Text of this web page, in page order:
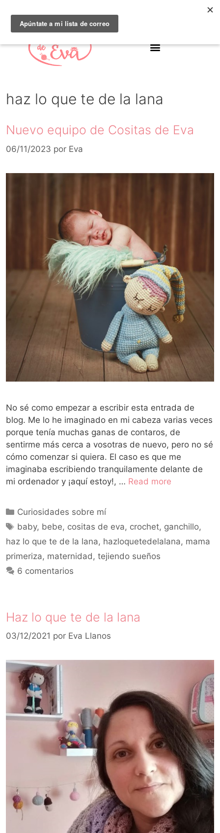
haz lo que te de la lana
Nuevo equipo de Cositas de Eva
06/11/2023 por Eva
No sé como empezar a escribir esta entrada de
blog. Me lo he imaginado en mi cabeza varias veces
porque tenía muchas ganas de contaros, de
sentirme más cerca a vosotras de nuevo, pero no sé
cómo comenzar si quiera. El caso es que me
imaginaba escribiendo tranquilamente delante de
mi ordenador y ¡aquí estoy!, … Read more
Curiosidades sobre mí
baby, bebe, cositas de eva, crochet, ganchillo,
haz lo que te de la lana, hazloquetedelalana, mama
primeriza, maternidad , tejiendo sueños
6 comentarios
Haz lo que te de la lana
03/12/2021 por Eva Llanos